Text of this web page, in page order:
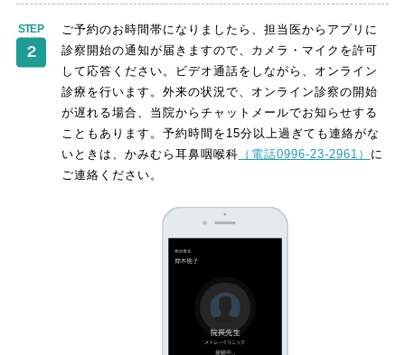
ご予約のお時間帯になりましたら、担当医からアプリに
診察開始の通知が届きますので、カメラ・マイクを許可
して応答ください。ビデオ通話をしながら、オンライン
診療を行います。外来の状況で、オンライン診察の開始
が遅れる場合、当院からチャットメールでお知らせする
こともあります。予約時間を15分以上過ぎても連絡がな
いときは、かみむら耳鼻咽喉科 （電話0996-23-2961） に
ご連絡ください。